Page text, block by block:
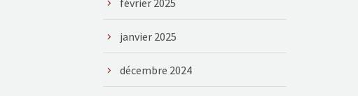
février 2025
janvier 2025
décembre 2024